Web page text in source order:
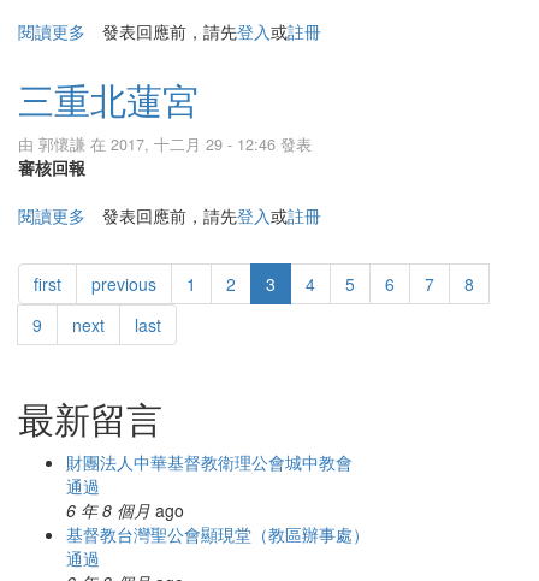
閱讀更多 關於新莊善導庵
發表回應前，請先登入或註冊
三重北蓮宮
由 郭懷謙 在 2017, 十二月 29 - 12:46 發表
審核回報
閱讀更多 關於三重北蓮宮
發表回應前，請先登入或註冊
first previous 1 2 3 4 5 6 7
8
9
next last
最新留言
財團法人中華基督教衛理公會城中教會
通過
6 年 8 個月 ago
基督教台灣聖公會顯現堂（教區辦事處）
通過